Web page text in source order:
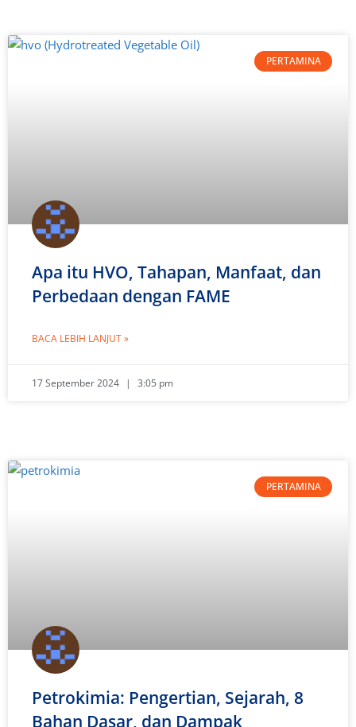
PERTAMINA
Apa itu HVO, Tahapan, Manfaat, dan
Perbedaan dengan FAME
BACA LEBIH LANJUT »
17 September 2024 3:05 pm
PERTAMINA
Petrokimia: Pengertian, Sejarah, 8
Bahan Dasar, dan Dampak